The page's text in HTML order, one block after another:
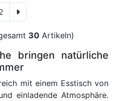
30Artikeln)
bringen natürliche
mit einem Esstisch von
einladende Atmosphäre.